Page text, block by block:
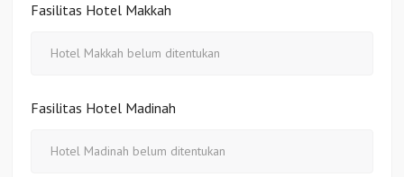
Fasilitas Hotel Makkah
Hotel Makkah belum ditentukan
Fasilitas Hotel Madinah
Hotel Madinah belum ditentukan